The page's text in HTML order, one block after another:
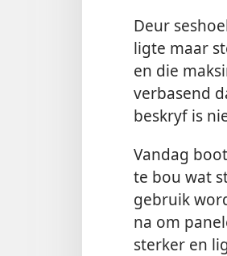
Deur
ligte maar
en die
verbasend
beskryf is
Vandag
te bou wat
gebruik
na om
sterker en